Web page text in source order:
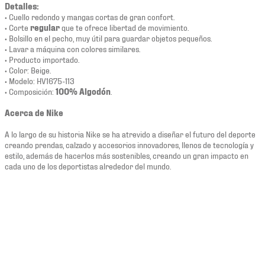
Detalles:
• Cuello redondo y mangas cortas de gran confort.
• Corte regularque te ofrece libertad de movimiento.
• Bolsillo en el pecho, muy útil para guardar objetos pequeños.
• Lavar a máquina con colores similares.
• Producto importado.
• Color: Beige.
• Modelo: HV1675-113
• Composición: 100% Algodón
Acerca de Nike
A lo largo de su historia Nike se ha atrevido a diseñar el futuro del deporte
creando prendas, calzado y accesorios innovadores, llenos de tecnología y
estilo, además de hacerlos más sostenibles, creando un gran impacto en
cada uno de los deportistas alrededor del mundo.